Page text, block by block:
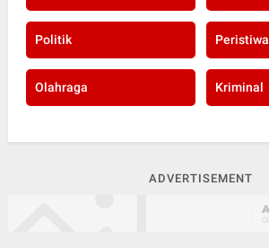
Politik Peristiwa
Olahraga Kriminal
ADVERTISEMENT